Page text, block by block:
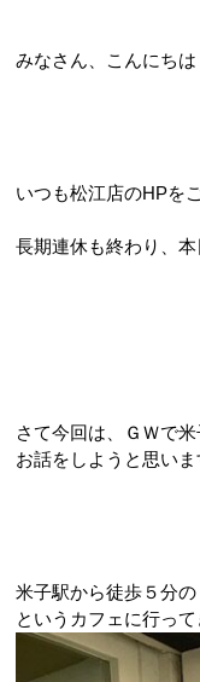
みなさん、こんにちは
いつも松江店のHPを
長期連休も終わり、
さて今回は、ＧＷで
お話をしようと思いま
米子駅から徒歩５分の
というカフェに行って